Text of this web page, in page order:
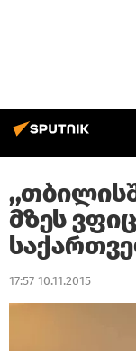
მზეს
17:57 10.11.2015